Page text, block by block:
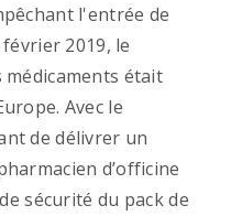
l'entrée de
2019, le
était
Avec le
de délivrer un
d’officine
sécurité du pack de